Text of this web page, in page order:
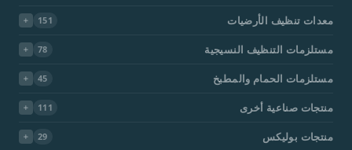
معدات تنظيف الأرضيات 151
مستلزمات التنظيف النسيجية 78
مستلزمات الحمام والمطبخ 45
منتجات صناعية أخرى 111
منتجات بوليكس 29